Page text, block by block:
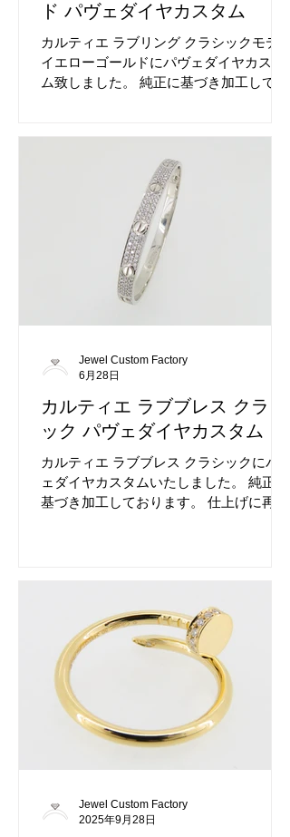
ド パヴェダイヤカスタム
カルティエ ラブリング クラシックモデル
イエローゴールドにパヴェダイヤカスタ
ム致しました。 純正に基づき加工してお
へのダイヤカスタムも可能です。
カルティエ ラブブレス クラシ
ック パヴェダイヤカスタム
カルティエ ラブブレス クラシックにパヴ
ェダイヤカスタムいたしました。 純正に
基づき加工しております。 仕上げに再ロ
にお任せください。
Jewel Custom Factory
6月28日
Jewel Custom Factory
2025年9月28日